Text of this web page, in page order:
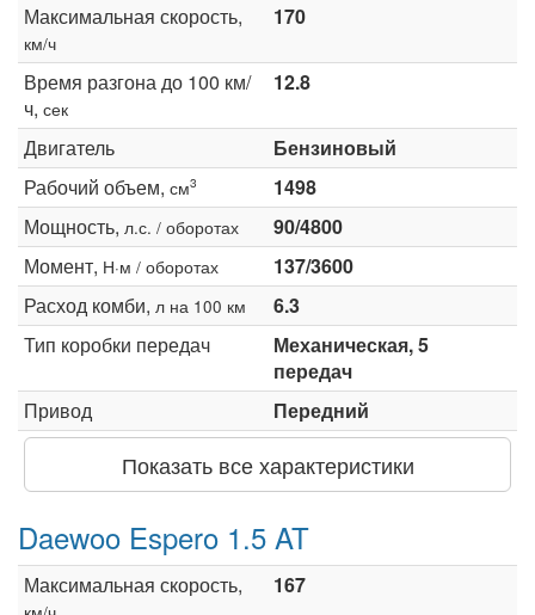
Максимальная скорость,
км/ч
170
Время разгона до 100 км/
ч, сек
12.8
Двигатель
Бензиновый
Рабочий объем, см3
1498
Мощность, л.с. / оборотах
90/4800
Момент, Н·м / оборотах
137/3600
Расход комби, л на 100 км
6.3
Тип коробки передач
Механическая, 5
передач
Привод
Передний
Показать все характеристики
Daewoo Espero 1.5 AT
Максимальная скорость, 167